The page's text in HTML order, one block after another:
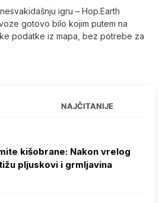
igru – Hop.Earth
gotovo bilo kojim putem na
podatke iz mapa, bez potrebe za
NAJČITANIJE
kišobrane: Nakon vrelog
pljuskovi i grmljavina